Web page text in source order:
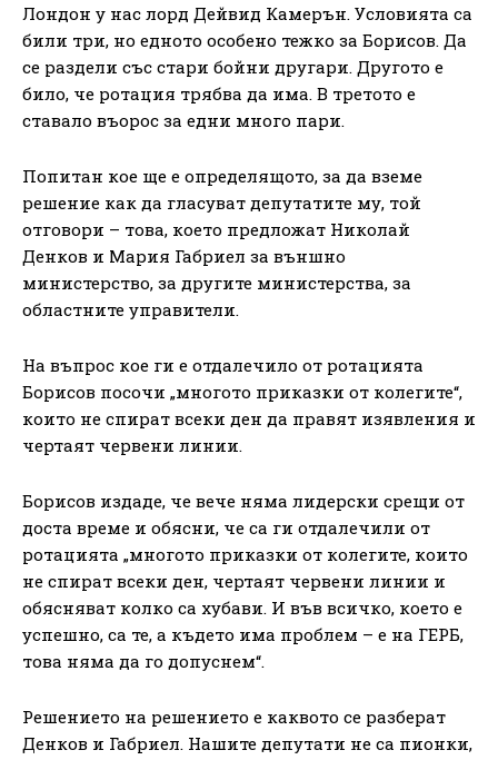
Лондон у нас лорд Дейвид Камерън. Условията са
били три, но едното особено тежко за Борисов. Да
се раздели със стари бойни другари. Другото е
било, че ротация трябва да има. В третото е
ставало въорос за едни много пари.
Попитан кое ще е определящото, за да вземе
решение как да гласуват депутатите му, той
отговори – това, което предложат Николай
Денков и Мария Габриел за външно
министерство, за другите министерства, за
областните управители.
На въпрос кое ги е отдалечило от ротацията
Борисов посочи „многото приказки от колегите“,
които не спират всеки ден да правят изявления и
чертаят червени линии.
Борисов издаде, че вече няма лидерски срещи от
доста време и обясни, че са ги отдалечили от
ротацията „многото приказки от колегите, които
не спират всеки ден, чертаят червени линии и
обясняват колко са хубави. И във всичко, което е
успешно, са те, а където има проблем – е на ГЕРБ,
това няма да го допуснем“.
Решението на решението е каквото се разберат
Денков и Габриел. Нашите депутати не са пионки,